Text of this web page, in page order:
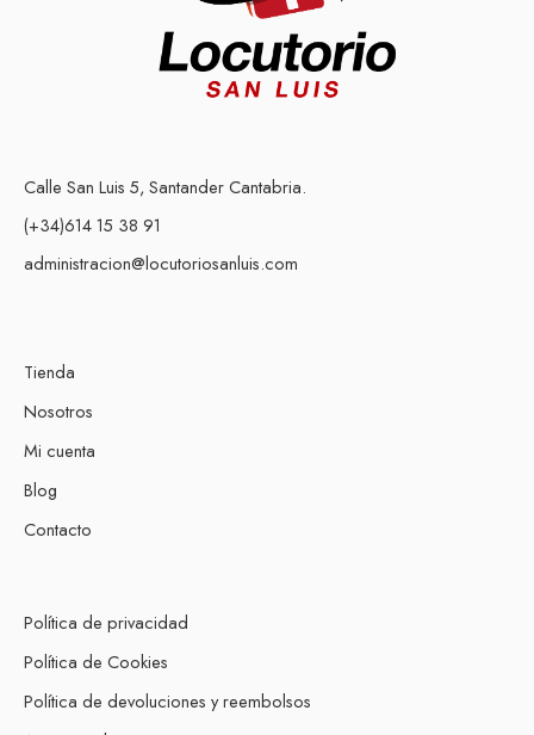
Calle San Luis 5, Santander Cantabria.
(+34)614 15 38 91
administracion@locutoriosanluis.com
Tienda
Nosotros
Mi cuenta
Blog
Contacto
Política de privacidad
Política de Cookies
Política de devoluciones y reembolsos